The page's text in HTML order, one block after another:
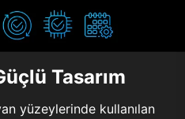
Tasarım
yüzeylerinde kullanılan